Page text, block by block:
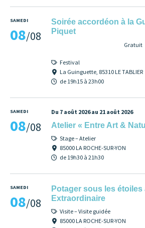
SAMEDI
08/08
Soirée accordéon à la
Piquet
Gratuit
Festival
La Guinguette, 85310 LE TABLIER
de 19h15 à 23h00
SAMEDI
08/08
Du 7 août 2026 au 21 août 2026
Atelier « Entre Art &
Stage – Atelier
85000 LA ROCHE-SUR-YON
de 19h30 à 21h30
SAMEDI
08/08
Potager sous les étoiles
Extraordinaire
Visite – Visite guidée
85000 LA ROCHE-SUR-YON